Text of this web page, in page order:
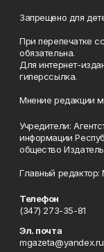
Запрещено для
При перепечатке
обязательна.
Для интернет-
гиперссылка.
Мнение редакции
Учредители:
информации
общество
Главный
Телефон
(347) 273-35-81
Эл. почта
mgazeta@yandex.ru